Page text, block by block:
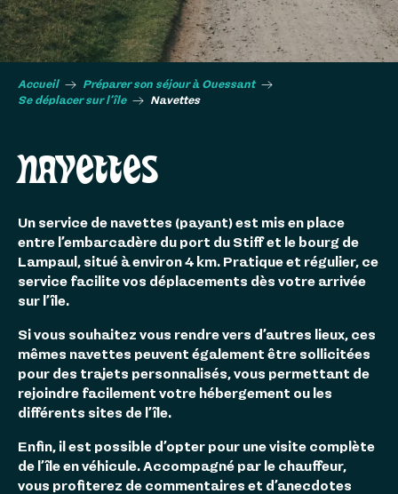
Accueil
Préparer son séjour à Ouessant
Se déplacer sur l’île
Navettes
NAVETTES
Un service de navettes (payant) est mis en place
entre l’embarcadère du port du Stiff et le bourg de
Lampaul, situé à environ 4 km. Pratique et régulier, ce
service facilite vos déplacements dès votre arrivée
sur l’île.
Si vous souhaitez vous rendre vers d’autres lieux, ces
mêmes navettes peuvent également être sollicitées
pour des trajets personnalisés, vous permettant de
rejoindre facilement votre hébergement ou les
différents sites de l’île.
Enfin, il est possible d’opter pour une visite complète
de l’île en véhicule. Accompagné par le chauffeur,
vous profiterez de commentaires et d’anecdotes